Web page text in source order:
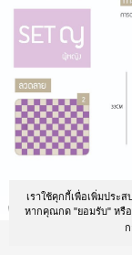
เราใช้คุกกี้เพื่อเพิ่มประ
หากคุณกด "ยอมรับ" หรื
คำอธิบายภาพ